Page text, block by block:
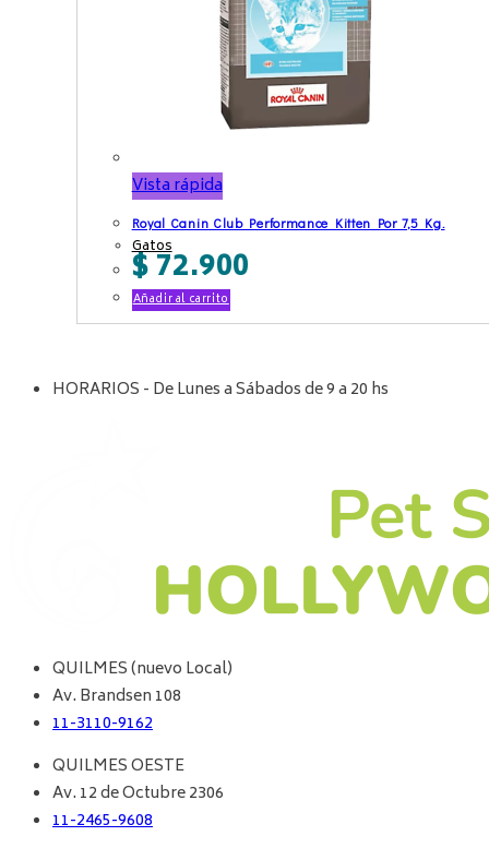
Vista rápida
Royal Canin Club Performance Kitten Por 7,5 Kg.
Gatos
$72.900
Añadir al carrito
HORARIOS - De Lunes a Sábados de 9 a 20 hs
QUILMES (nuevo Local)
Av. Brandsen 108
11-3110-9162
QUILMES OESTE
Av. 12 de Octubre 2306
11-2465-9608